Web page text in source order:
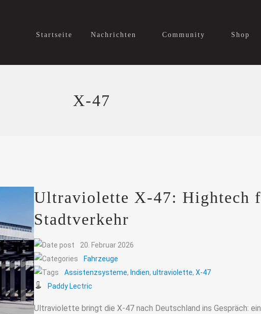
Startseite Nachrichten Community Shop
X-47
Ultraviolette X-47: Hightech
Stadtverkehr
20. Februar 2026
Fahrzeuge
Assistenzsysteme, Indien, ultraviolette, X-47
Paddy Lectric
Ultraviolette bringt die X-47 nach Deutschland ins Gespräch: